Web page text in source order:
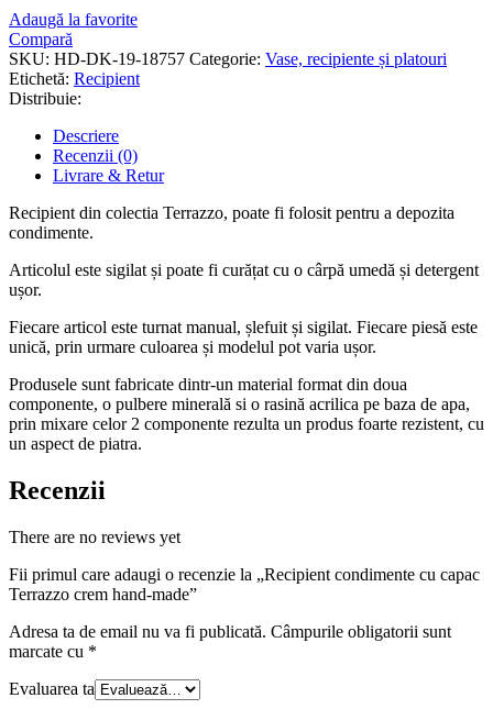
Adaugă la favorite
Compară
SKU: HD-DK-19-18757 Categorie: Vase, recipiente și platouri
Etichetă: Recipient
Distribuie:
Descriere
Recenzii (0)
Livrare & Retur
Recipient din colectia Terrazzo, poate fi folosit pentru a depozita
condimente.
Articolul este sigilat și poate fi curățat cu o cârpă umedă și detergent
ușor.
Fiecare articol este turnat manual, șlefuit și sigilat. Fiecare piesă este
unică, prin urmare culoarea și modelul pot varia ușor.
Produsele sunt fabricate dintr-un material format din doua
componente, o pulbere minerală si o rasină acrilica pe baza de apa,
prin mixare celor 2 componente rezulta un produs foarte rezistent, cu
un aspect de piatra.
Recenzii
There are no reviews yet
Fii primul care adaugi o recenzie la „Recipient condimente cu capac
Terrazzo crem hand-made”
Adresa ta de email nu va fi publicată. Câmpurile obligatorii sunt
marcate cu *
Evaluarea ta